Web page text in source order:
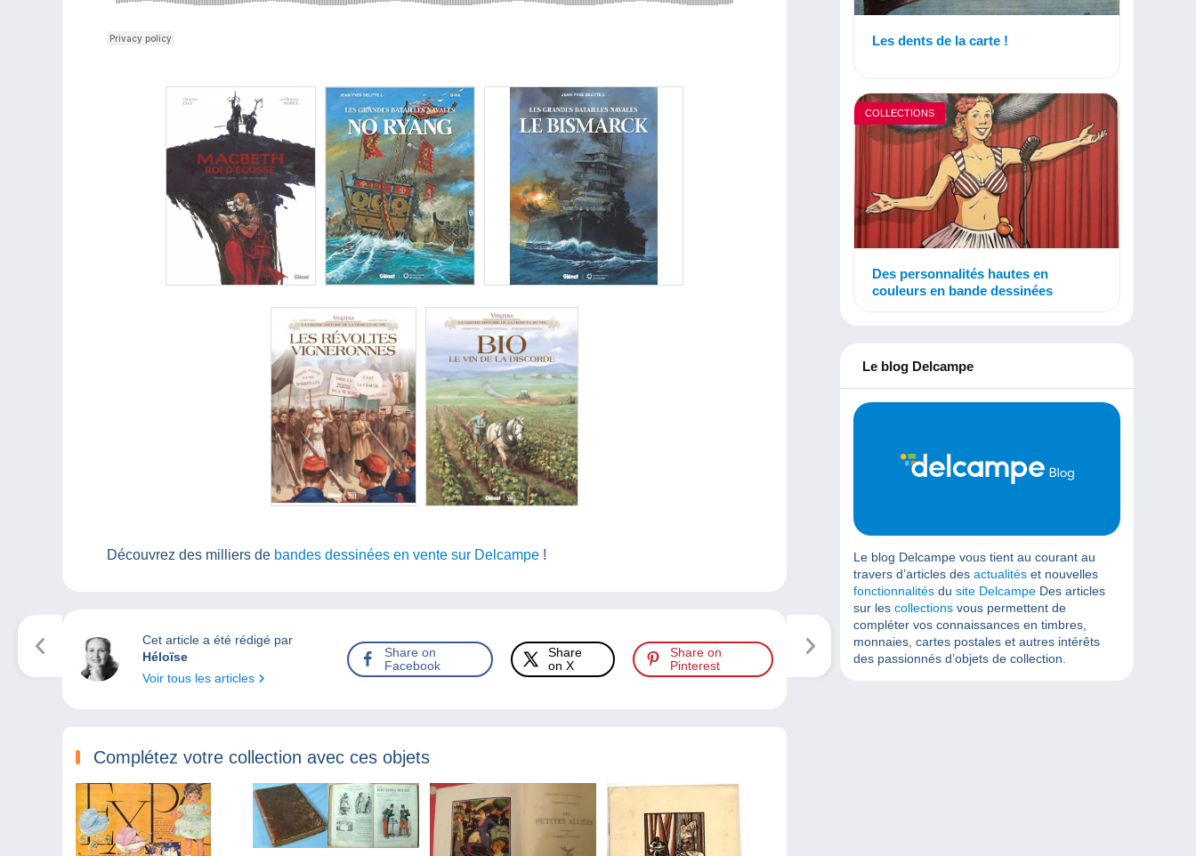
Découvrez des milliers de bandes dessinées en vente sur Delcampe !
Cet article a été rédigé par
Héloïse
Voir tous les articles
Share on
Facebook
Share
on X
Share on
Pinterest
Complétez votre collection avec ces objets
Les dents de la carte !
COLLECTIONS
Des personnalités hautes en
couleurs en bande dessinées
Le blog Delcampe
Le blog Delcampe vous tient au courant au
travers d’articles des actualités et nouvelles
fonctionnalités du site Delcampe Des articles
sur les collections vous permettent de
compléter vos connaissances en timbres,
monnaies, cartes postales et autres intérêts
des passionnés d’objets de collection.